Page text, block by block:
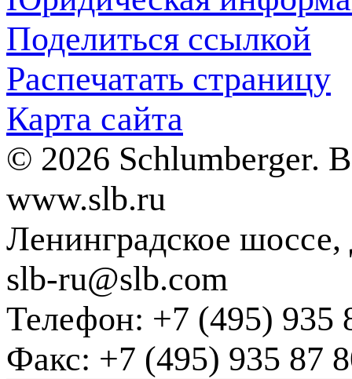
Поделиться ссылкой
Распечатать страницу
Карта сайта
© 2026 Schlumberger.
www.slb.ru
Ленинградское
slb-ru@slb.com
Телефон: +7 (495) 935
Факс: +7 (495) 935 87